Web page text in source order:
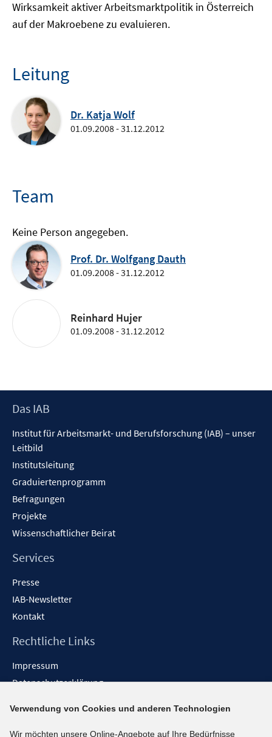
Wirksamkeit aktiver Arbeitsmarktpolitik in Österreich
auf der Makroebene zu evaluieren.
Leitung
Dr. Katja Wolf
01.09.2008 - 31.12.2012
Team
Keine Person angegeben.
Prof. Dr. Wolfgang Dauth
01.09.2008 - 31.12.2012
Reinhard Hujer
01.09.2008 - 31.12.2012
Footer
Das IAB
Institut für Arbeitsmarkt- und Berufsforschung (IAB) – unser
Leitbild
Institutsleitung
Graduiertenprogramm
Befragungen
Projekte
Wissenschaftlicher Beirat
Services
Presse
IAB-Newsletter
Kontakt
Rechtliche Links
Impressum
Datenschutzerklärung
Barrieren melden
Verwendung von Cookies und anderen Technologien
Wir möchten unsere Online-Angebote auf Ihre Bedürfnisse